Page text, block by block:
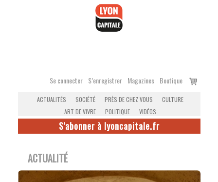
Se connecter S’enregistrer Magazines Boutique
Voir
ACTUALITÉS SOCIÉTÉ PRÈS DE CHEZ VOUS
CULTURE
ART DE VIVRE
POLITIQUE VIDÉOS
S'abonner à lyoncapitale.fr
ACTUALITÉ